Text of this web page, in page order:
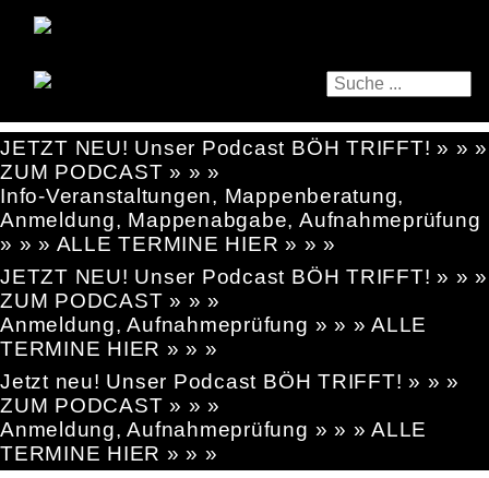
JETZT NEU! Unser Podcast BÖH TRIFFT! » » »
ZUM PODCAST » » »
Info-Veranstaltungen, Mappenberatung,
Anmeldung, Mappenabgabe, Aufnahmeprüfung
» » » ALLE TERMINE HIER » » »
JETZT NEU! Unser Podcast BÖH TRIFFT! » » »
ZUM PODCAST » » »
Anmeldung, Aufnahmeprüfung » » » ALLE
TERMINE HIER » » »
Jetzt neu! Unser Podcast BÖH TRIFFT! » » »
ZUM PODCAST » » »
Anmeldung, Aufnahmeprüfung » » » ALLE
TERMINE HIER » » »